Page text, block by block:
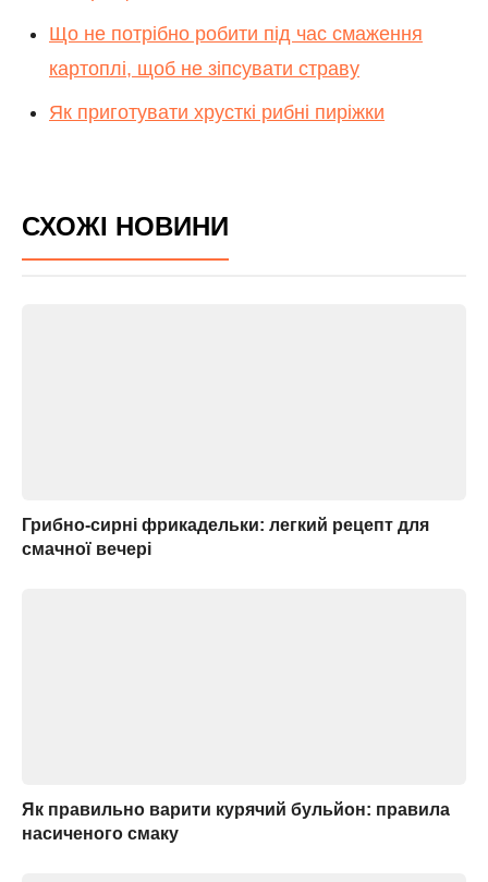
Що не потрібно робити під час смаження
картоплі, щоб не зіпсувати страву
Як приготувати хрусткі рибні пиріжки
СХОЖІ НОВИНИ
Грибно-сирні фрикадельки: легкий рецепт для
смачної вечері
Як правильно варити курячий бульйон: правила
насиченого смаку